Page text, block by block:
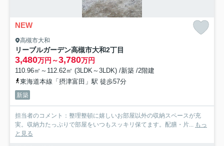
NEW
高槻市大和
リーブルガーデン高槻市大和2丁目
3,480万円～3,780万円
110.96㎡～112.62㎡ (3LDK～3LDK) /新築 /2階建
東海道本線「摂津富田」駅 徒歩57分
新築
担当者のコメント：整理整頓に嬉しいお部屋以外の収納スペースが充
実。収納力たっぷりで部屋をいつもスッキリ保てます。配膳・片... もっ
と見る